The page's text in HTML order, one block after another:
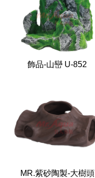
飾品-山巒 U-852
MR.紫砂陶製-大樹頭